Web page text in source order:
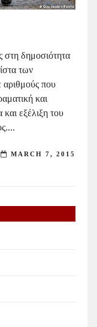
στη δημοσιότητα
των
αριθμούς που
και
και εξέλιξη του
MARCH 7, 2015